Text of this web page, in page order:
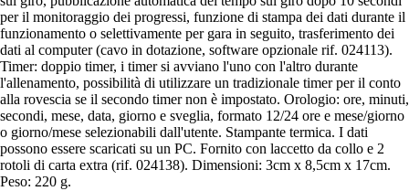
per il monitoraggio dei progressi, funzione di stampa dei dati durante il
funzionamento o selettivamente per gara in seguito, trasferimento dei
dati al computer (cavo in dotazione, software opzionale rif. 024113).
Timer: doppio timer, i timer si avviano l'uno con l'altro durante
l'allenamento, possibilità di utilizzare un tradizionale timer per il conto
alla rovescia se il secondo timer non è impostato. Orologio: ore, minuti,
secondi, mese, data, giorno e sveglia, formato 12/24 ore e mese/giorno
o giorno/mese selezionabili dall'utente. Stampante termica. I dati
possono essere scaricati su un PC. Fornito con laccetto da collo e 2
rotoli di carta extra (rif. 024138). Dimensioni: 3cm x 8,5cm x 17cm.
Peso: 220 g.